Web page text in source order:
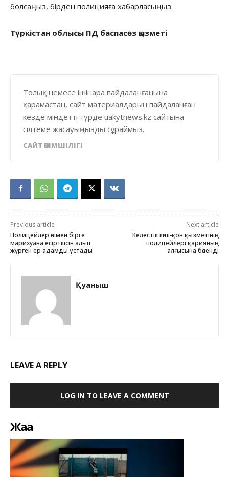
болсаңыз, бірден полицияға хабарласыңыз.
Түркістан облысы ПД баспасөз қызметі
Толық немесе ішінара пайдаланғанына
қарамастан, сайт материалдарын пайдаланған
кезде міндетті түрде uakytnews.kz сайтына
сілтеме жасауыңызды сұраймыз.
САЙТ ӘКІМШІЛІГІ
Previous article
Полицейлер өзімен бірге
марихуана есірткісін алып
жүрген ер адамды ұстады
Next article
Келестік көші-қон қызметінің
полицейлері қарияның
алғысына бөленді
Қуаныш
LEAVE A REPLY
LOG IN TO LEAVE A COMMENT
Жаңа